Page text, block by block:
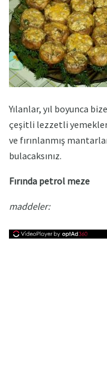
Yılanlar, yıl boyunca
çeşitli lezzetli
ve fırınlanmış
bulacaksınız.
Fırında petrol meze
maddeler: